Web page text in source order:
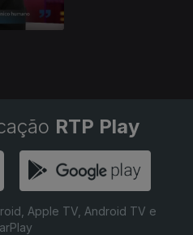
RTP Play
Apple TV, Android TV e